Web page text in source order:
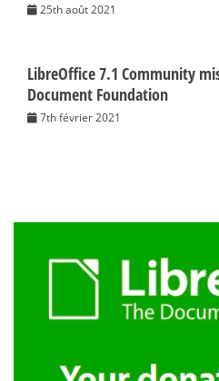
25th août 2021
LibreOffice 7.1 Community
Document Foundation
7th février 2021